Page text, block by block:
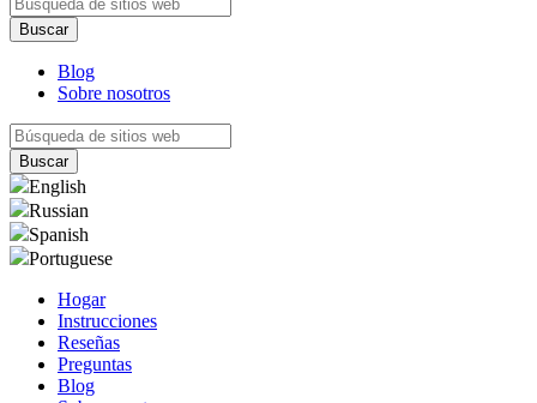
Blog
Sobre nosotros
English
Russian
Spanish
Portuguese
Hogar
Instrucciones
Reseñas
Preguntas
Blog